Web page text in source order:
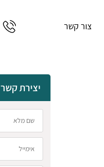
צור קשר
יצירת קשר